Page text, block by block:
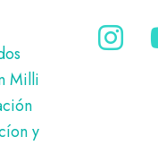
Milli
y